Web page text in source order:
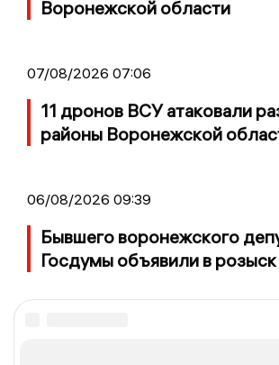
Воронежской области
07/08/2026 07:06
11 дронов ВСУ атаковали
районы Воронежской
06/08/2026 09:39
Бывшего воронежского
Госдумы объявили в розыск